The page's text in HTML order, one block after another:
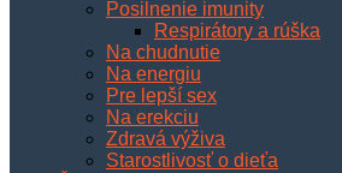
Posilnenie imunity
Respirátory a rúška
Na chudnutie
Na energiu
Pre lepší sex
Na erekciu
Zdravá výživa
Starostlivosť o dieťa